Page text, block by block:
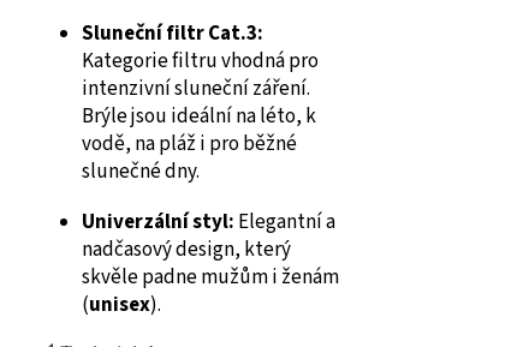
Sluneční filtr Cat.3:
Kategorie filtru vhodná pro
intenzivní sluneční záření.
Brýle jsou ideální na léto, k
vodě, na pláž i pro běžné
slunečné dny.
Univerzální styl: Elegantní a
nadčasový design, který
skvěle padne mužům i ženám
(unisex).